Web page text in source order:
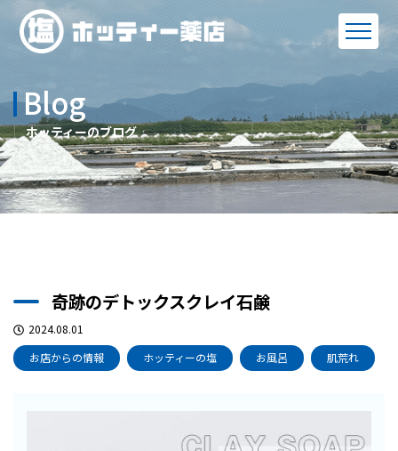
Blog
ホッティーのブログ
奇跡のデトックスクレイ石鹸
2024.08.01
お店からの情報
ホッティーの塩 お風呂 肌荒れ